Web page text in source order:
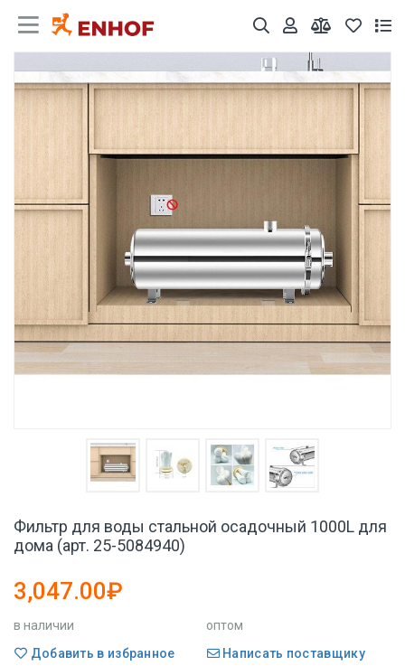
Фильтр для воды стальной осадочный 1000L для
дома (арт. 25-5084940)
3,047.00₽
в наличии
оптом
Добавить в избранное
Написать поставщику